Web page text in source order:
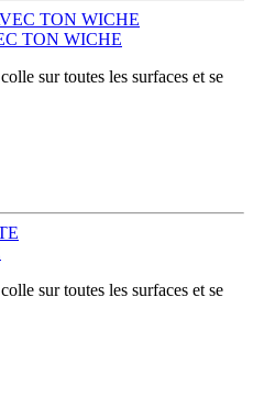
TON WICHE
sur toutes les surfaces et se
sur toutes les surfaces et se